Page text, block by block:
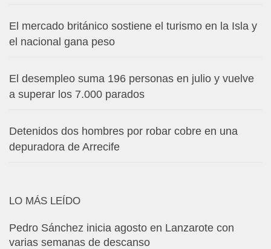
El mercado británico sostiene el turismo en la Isla y
el nacional gana peso
El desempleo suma 196 personas en julio y vuelve
a superar los 7.000 parados
Detenidos dos hombres por robar cobre en una
depuradora de Arrecife
LO MÁS LEÍDO
Pedro Sánchez inicia agosto en Lanzarote con
varias semanas de descanso